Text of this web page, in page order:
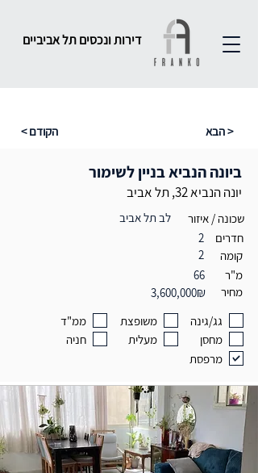
דירות ונכסים תל אביביים
< הקודם הבא >
ביונה הנביא בניין לשימור
יונה הנביא 32, תל אביב
שכונה / איזור
לב תל אביב
חדרים
2
קומה
2
מ"ר
66
3,600,000₪
מחיר
ממ"ד
חניה
משופצת
גג/גינה
מעלית
מחסן
מרפסת